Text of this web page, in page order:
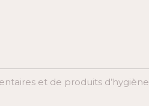
et de produits d’hygiène